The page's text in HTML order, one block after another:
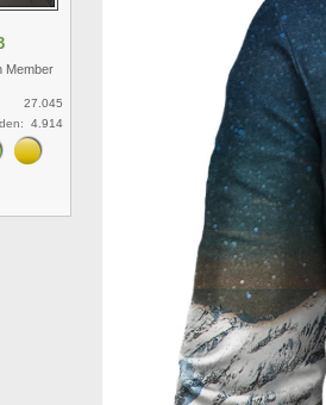
Member
27.045
4.914